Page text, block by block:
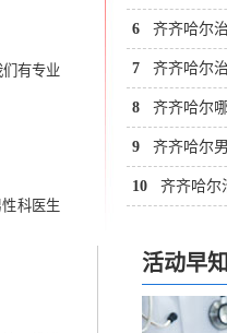
有专业
科医生
哈尔包皮
6 齐齐哈尔
男性为何
7 齐齐哈尔
8 齐齐哈尔
哈尔专业
9 齐齐哈尔
概率多大?
10 齐齐哈尔
活动早